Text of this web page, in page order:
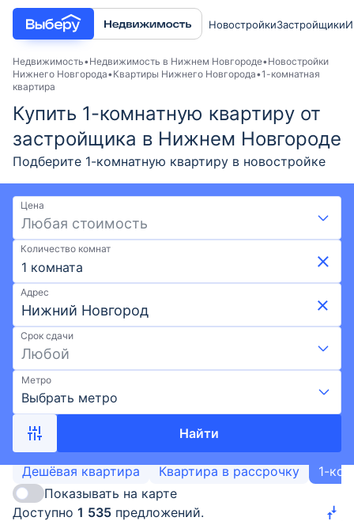
НовостройкиЗастройщики
Недвижимость Недвижимость в Нижнем Новгороде Новостройки
Нижнего Новгорода Квартиры Нижнего Новгорода 1-комнатная
квартира
Купить 1-комнатную квартиру от
застройщика в Нижнем Новгороде
Подберите 1-комнатную квартиру в новостройке
Нижнего Новгорода от застройщика в 2026 году.
Выгодные условия на Выберу: скидки и акции от
застройщиков, возможна ипотека. Покупка 1-
комнатной квартиры по ценам от 5,18 млн ₽ и
площадью от 24,1 м² до 183,1 м². Воспользуйтесь
удобной картой и фильтрами при поиске
подходящего жилья. Выберите 1-комнатную
квартиру в новостройке в Нижнем Новгороде на
Выберу.ру.
Цена
Любая стоимость
Количество комнат
1 комната
Адрес
Срок сдачи
Любой
Метро
Выбрать метро
Найти
Дешёвая квартира Квартира в рассрочку
1-
Показывать на карте
Доступно 1 535 предложений.